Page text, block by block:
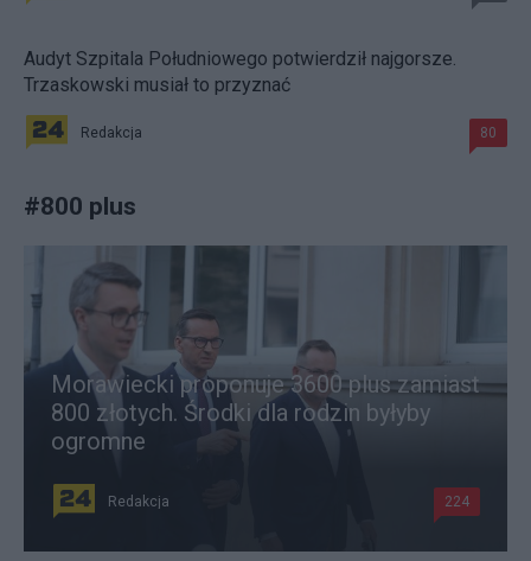
Audyt Szpitala Południowego potwierdził najgorsze.
Trzaskowski musiał to przyznać
Redakcja 80
#800 plus
Morawiecki proponuje 3600 plus zamiast
800 złotych. Środki dla rodzin byłyby
ogromne
Redakcja 224